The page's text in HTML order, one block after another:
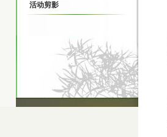
活动剪影